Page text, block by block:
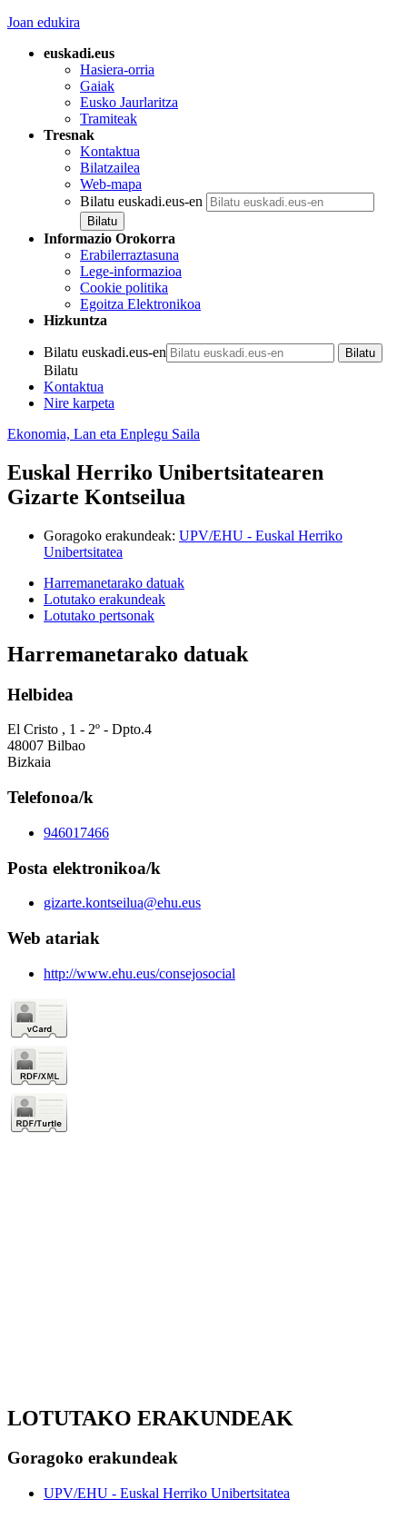
Joan edukira
euskadi.eus
Hasiera-orria
Gaiak
Eusko Jaurlaritza
Tramiteak
Tresnak
Kontaktua
Bilatzailea
Web-mapa
Bilatu euskadi.eus-en
Informazio Orokorra
Erabilerraztasuna
Lege-informazioa
Cookie politika
Egoitza Elektronikoa
Hizkuntza
Bilatu euskadi.eus-en
Bilatu
Kontaktua
Nire karpeta
Ekonomia, Lan eta Enplegu Saila
Euskal Herriko Unibertsitatearen
Gizarte Kontseilua
Goragoko erakundeak: UPV/EHU - Euskal Herriko
Unibertsitatea
Harremanetarako datuak
Lotutako erakundeak
Lotutako pertsonak
Harremanetarako datuak
Helbidea
El Cristo , 1 - 2º - Dpto.4
48007 Bilbao
Bizkaia
Telefonoa/k
946017466
Posta elektronikoa/k
gizarte.kontseilua@ehu.eus
Web atariak
http://www.ehu.eus/consejosocial
LOTUTAKO ERAKUNDEAK
Goragoko erakundeak
UPV/EHU - Euskal Herriko Unibertsitatea